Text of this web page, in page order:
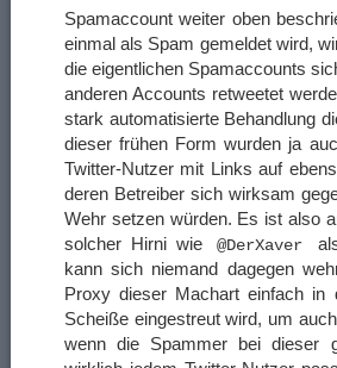
Spamaccount weiter oben
einmal als Spam gemeldet wird,
die eigentlichen Spamaccounts
anderen Accounts retweetet
stark automatisierte Behandlung
dieser frühen Form wurden ja
Twitter-Nutzer mit Links auf
deren Betreiber sich wirksam
Wehr setzen würden. Es ist also
solcher Hirni wie
@DerXaver
kann sich niemand dagegen
Proxy dieser Machart einfach in
Scheiße eingestreut wird, um
wenn die Spammer bei dieser